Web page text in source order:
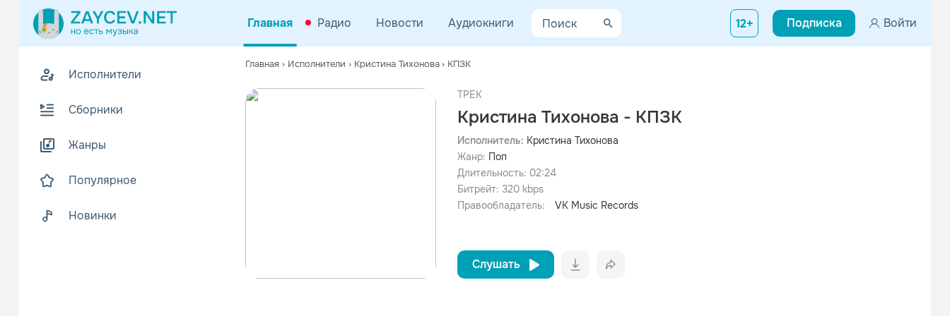
Главная Радио Новости Аудиокниги 12+ Подписка Войти
Исполнители
Сборники
Жанры
Популярное
Новинки
Главная › Исполнители › Кристина Тихонова › КПЗК
ТРЕК
Кристина Тихонова - КПЗК
Исполнитель: Кристина Тихонова
Жанр: Поп
Длительность: 02:24
Битрейт: 320 kbps
Правообладатель:
VK Music Records
Слушать
просмотра рекламы
оформления подписки.
После просмотра Вы сможете скачать 3 файла без
дополнительной рекламы!